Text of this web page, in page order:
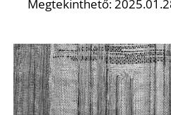
Megtekinthető: